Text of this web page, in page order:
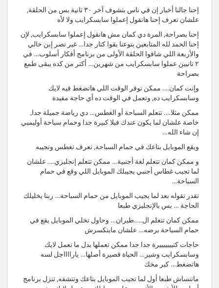
إحنا جالنا أخبار إن في ناس بتشوف آخر ٣٠ ثانية بس من الحلقة,
علشان تعرف إحنا هانقول إعملوا سابسكرايب ولا لأه
إحنا بصراحة, المرة دي كمان مش هانقول إعملوا سابسكرايب, لإن
إحنا الحمد لله المتابعين بتوعنا بقوا كتار جدا… غير نصر إبن خالي
والأربعة اللي شافوا الحلقة الأولى من برنامج أفكار أسلوب… في
٢ تانيين عملوا سابسكرايب من شهرين… أكتر من كده يبقى طمع
بصراحة
وإنت كمان…. ممكن توفر الوقت اللي هاتضغط فيه لايك
وسابسكرايب ده, وتعمل في الوقت ده أي حاجة مفيدة
ممكن مثلا…. تتعلم السباحة أو الغطس… دي رياضة جميلة جدا,
خاصة علشان لما يكون عندك فيلا كبيرة جدا وحمام سباحة أوليمبي
إن شاء الله…
ويقع الموبايل بتاعك في حمام السباحة, تعرف تغطس وتجيبه
و ممكن كمان تتعلم لغة أجنبية… ممكن تتعلم إنجليزي…. علشان
لما تجيب غطاس أجنبي يجيبلك الموبايل اللي وقع في حمام
السباحة…
تقدر تقوله بعد لما يجيب الموبايل من حمام السباحة… ربنا يخليلك
الحاجة … بس بالإنجليزي طبعا
ممكن كمان تتعلم ال…..طيران… وحاول تخلي الموبايل يقع في
حمام السباحة برضه… علشان مايتكسرش
حاجات كتيييييييرة جدا جدا ممكن تعملها بدل ما تعمل لايك
وسابسكرايب وشير… الحياة قصيرة أصلها… يارااااجل لسه
هاتضغط… كبر مخك
ماتنساش طبعا أول لما تجيب الموبايل بتاعك وتنشفه, تنزل برنامج